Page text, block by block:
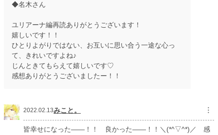
◆名木さん
ユリアーナ編再読ありがとうございます！
嬉しいです！！
ひとりよがりではない、お互いに思い合う一途な心っ
て、きれいですよね♪
じんときてもらえて嬉しいです♡
感想ありがとうございましたー！！
2022.02.13みこと。 ︙
皆幸せになった――！！ 良かった――！！＼(*^▽^*)／ 感